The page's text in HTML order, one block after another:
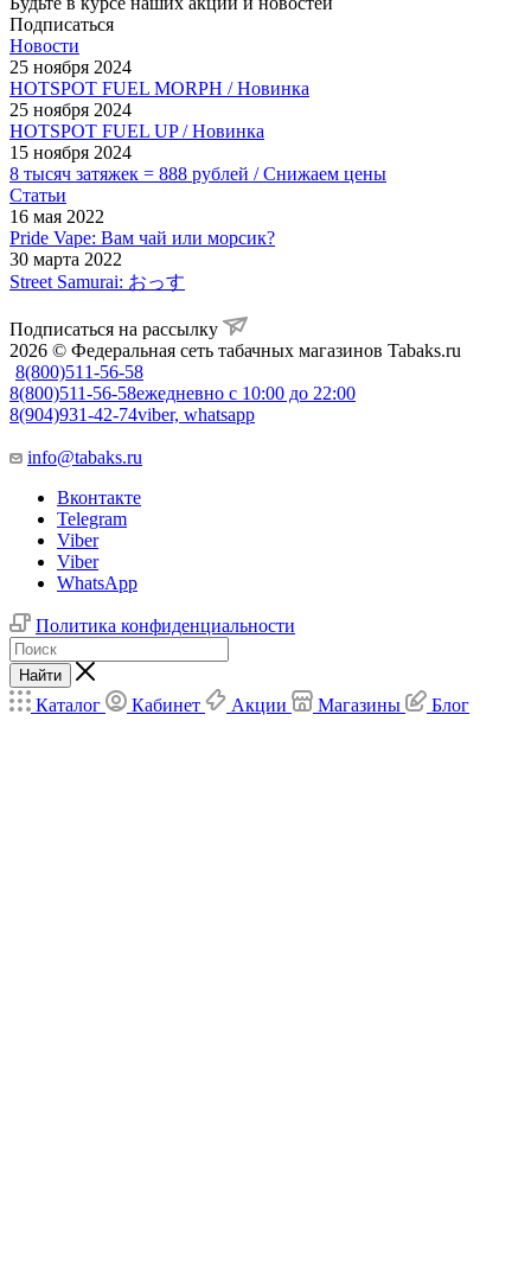
Подписаться
Новости
25 ноября 2024
HOTSPOT FUEL MORPH / Новинка
25 ноября 2024
HOTSPOT FUEL UP / Новинка
15 ноября 2024
8 тысяч затяжек = 888 рублей / Снижаем цены
Статьи
16 мая 2022
Pride Vape: Вам чай или морсик?
30 марта 2022
Street Samurai: おっす
Подписаться на рассылку
2026 © Федеральная сеть табачных магазинов Tabaks.ru
8(800)511-56-58
8(800)511-56-58ежедневно с 10:00 до 22:00
8(904)931-42-74viber, whatsapp
info@tabaks.ru
Вконтакте
Telegram
Viber
Viber
WhatsApp
Политика конфиденциальности
Найти
Каталог Кабинет Акции Магазины Блог